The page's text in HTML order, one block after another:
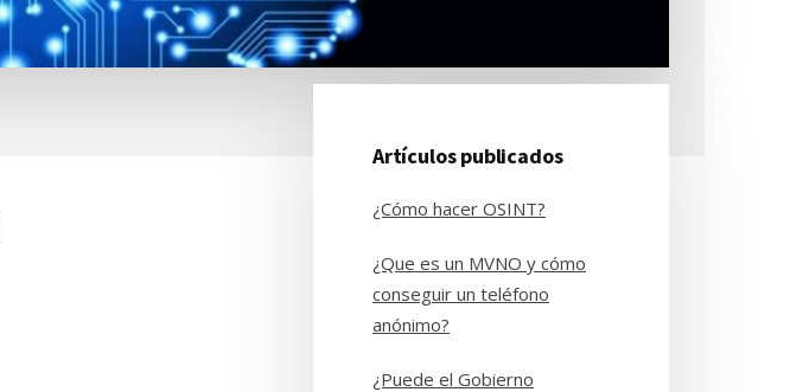
lateral
principal
Artículos publicados
¿Cómo hacer OSINT?
¿Que es un MVNO y cómo
conseguir un teléfono
anónimo?
¿Puede el Gobierno